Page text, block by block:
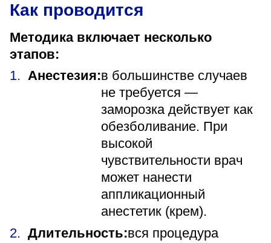
Как проводится
Методика включает несколько
этапов:
Анестезия:в большинстве случаев
не требуется —
заморозка действует как
обезболивание. При
высокой
чувствительности врач
может нанести
аппликационный
анестетик (крем).
Длительность:вся процедура